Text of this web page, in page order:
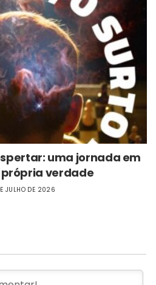
uma jornada em
verdade
JULHO DE 2026